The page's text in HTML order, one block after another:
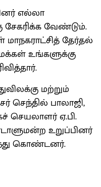
எல்லா
சேகரிக்க வேண்டும்.
மாநகராட்சித் தேர்தல்
மக்கள் உங்களுக்கு
மற்றும்
பாலாஜி,
செயலாளர் ஏ.பி.
உறுப்பினர்
கொண்டனர்.